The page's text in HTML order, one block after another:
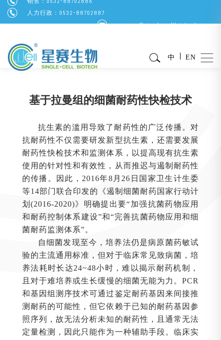
销售：0532-88702886
人力行政：0532-88702887
service@singlecellbiotech.com
中 EN
基于拉曼组的细菌耐药性快检技术
抗生素的滥用导致了耐药性的广泛传播。对
抗耐药性不仅需要研发新型抗生素，还需要发展
耐药性快检技术和监测体系，以提高现有抗生素
使用的针对性和有效性，从而推迟与遏制耐药性
的传播。因此，2016年8月26日国家卫生计生委
等14部门联合印发的《遏制细菌耐药国家行动计
划(2016-2020)》明确提出要“加强抗菌药物应用
和耐药控制体系建设”和“完善抗菌药物应用和细
菌耐药监测体系”。
自细菌发现至今，培养法仍是病原菌药敏试
验的主流通用标准，但对于临床常见致病菌，培
养法耗时长达24~48小时，难以揭示耐药机制，
且对于难培养或生长缓慢的细菌无能为力。PCR
和基因组测序技术可通过鉴定耐药基因来间接推
测耐药的可能性，但它依赖于已知的耐药基因参
照序列，故无法分析未知的耐药性，且通常无法
定量检测，因此只能作为一种辅助手段。临床实